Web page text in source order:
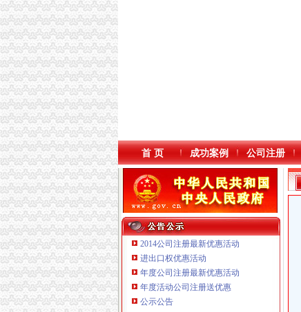
首 页 成功案例 公司注册
2014公司注册最新优惠活动
进出口权优惠活动
年度公司注册最新优惠活动
年度活动公司注册送优惠
公示公告